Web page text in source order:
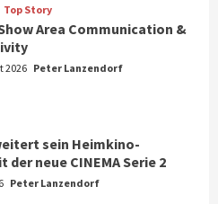
Preise: Mehr als ein
verschiebt Käufe
Area Communication &
Top Story
Show Area Communication &
2026 Peter Lanzendorf
sein Heimkino-
neue CINEMA Serie 2
Peter Lanzendorf